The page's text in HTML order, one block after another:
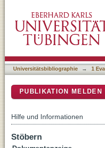
and askesis
Universitätsbibliographie → 1
PUBLIKATION MELDEN
Hilfe und Informationen
Stöbern